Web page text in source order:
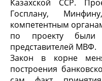
Казахской ССР.
Госплану,
компетентным
по проекту
представителей МВФ.
Закон в корне
построения